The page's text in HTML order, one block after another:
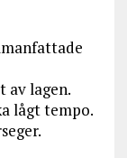
av lagen.
lågt tempo.